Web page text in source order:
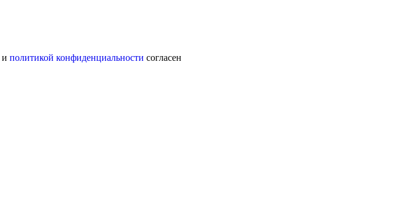
и политикой конфиденциальности согласен